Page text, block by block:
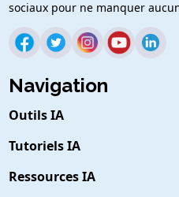
sociaux pour ne manquer
Navigation
Outils IA
Tutoriels IA
Ressources IA